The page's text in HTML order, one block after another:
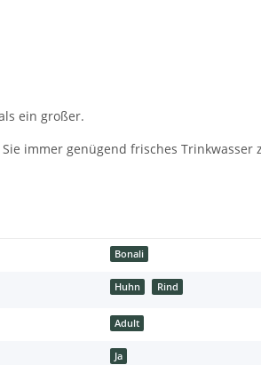
ein großer.
immer genügend frisches
Bonali
Huhn Rind
Adult
Ja